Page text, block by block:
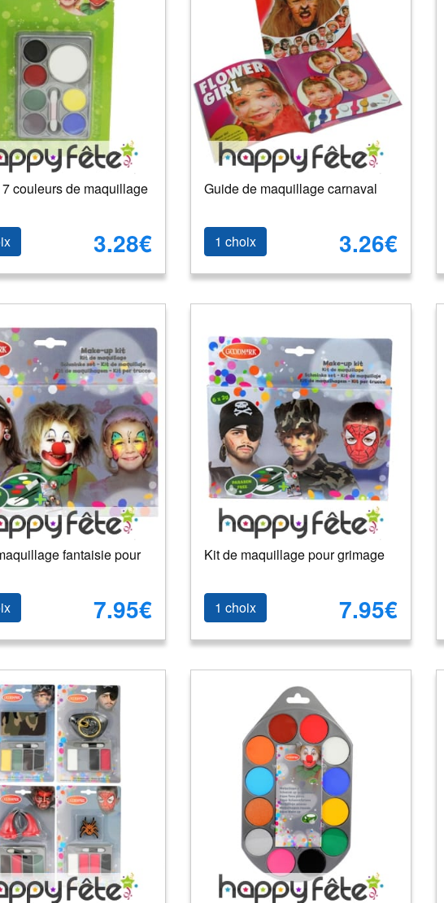
couleurs de maquillage
3.28€
Guide de maquillage carnaval
1 choix 3.26€
fantaisie pour
7.95€
Kit de maquillage pour grimage
1 choix 7.95€